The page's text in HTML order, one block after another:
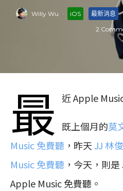
Willy Wu · iOS 最新消息
2
最 近 Apple
既上個月的莫
Music 免費聽 ，昨天JJ 林
Music 免費聽 ，今天，則
Apple Music 免費聽。